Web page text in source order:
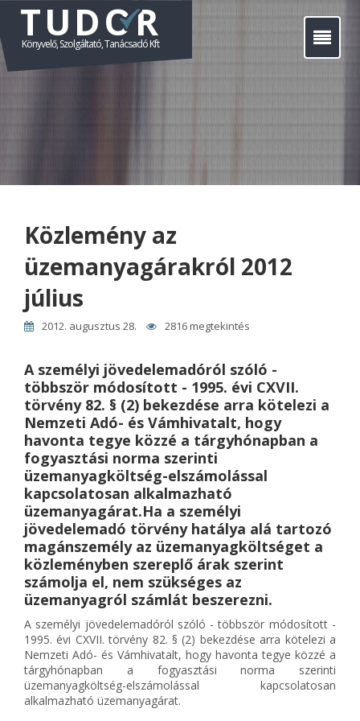
TUDOR
Könyvelő, Szolgáltató, Tanácsadó Kft
Közlemény az
üzemanyagárakról 2012
július
2012. augusztus 28. 2816 megtekintés
A személyi jövedelemadóról szóló -
többször módosított - 1995. évi CXVII.
törvény 82. § (2) bekezdése arra kötelezi a
Nemzeti Adó- és Vámhivatalt, hogy
havonta tegye közzé a tárgyhónapban a
fogyasztási norma szerinti
üzemanyagköltség-elszámolással
kapcsolatosan alkalmazható
üzemanyagárat.Ha a személyi
jövedelemadó törvény hatálya alá tartozó
magánszemély az üzemanyagköltséget a
közleményben szereplő árak szerint
számolja el, nem szükséges az
üzemanyagról számlát beszerezni.
A személyi jövedelemadóról szóló - többször módosított -
1995. évi CXVII. törvény 82. § (2) bekezdése arra kötelezi a
Nemzeti Adó- és Vámhivatalt, hogy havonta tegye közzé a
tárgyhónapban a fogyasztási norma szerinti
üzemanyagköltség-elszámolással kapcsolatosan
alkalmazható üzemanyagárat.
Főoldal
Szolgáltatásaink
Hírek